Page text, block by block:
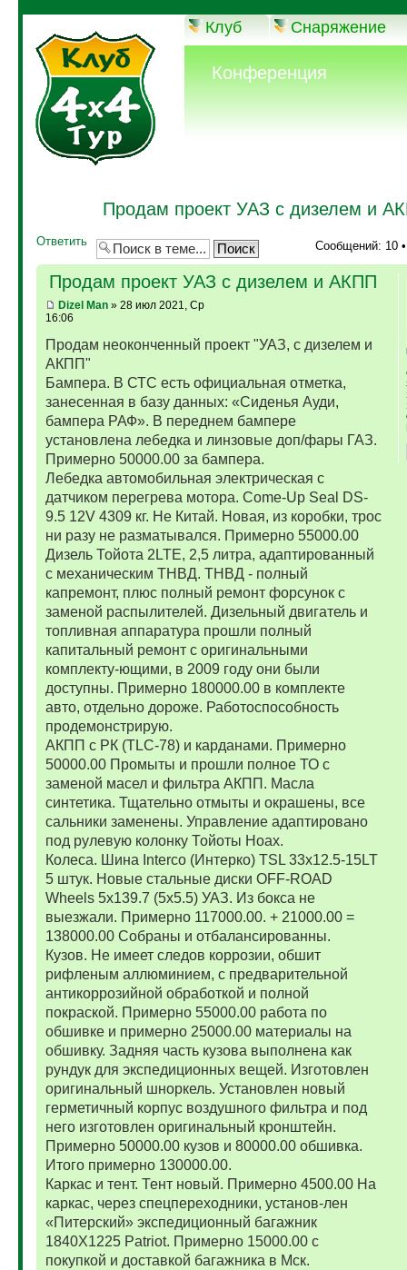
Клуб Снаряжение
Конференция
Продам проект УАЗ с дизелем и
Ответить Сообщений: 10
Продам проект УАЗ с дизелем и АКПП
Dizel Man» 28 июл 2021, Ср
16:06
Продам неоконченный проект "УАЗ, с дизелем и
АКПП"
Бампера. В СТС есть официальная отметка,
занесенная в базу данных: «Сиденья Ауди,
бампера РАФ». В переднем бампере
установлена лебедка и линзовые доп/фары ГАЗ.
Примерно 50000.00 за бампера.
Лебедка автомобильная электрическая с
датчиком перегрева мотора. Come-Up Seal DS-
9.5 12V 4309 кг. Не Китай. Новая, из коробки, трос
ни разу не разматывался. Примерно 55000.00
Дизель Тойота 2LTE, 2,5 литра, адаптированный
с механическим ТНВД. ТНВД - полный
капремонт, плюс полный ремонт форсунок с
заменой распылителей. Дизельный двигатель и
топливная аппаратура прошли полный
капитальный ремонт с оригинальными
комплекту-ющими, в 2009 году они были
доступны. Примерно 180000.00 в комплекте
авто, отдельно дороже. Работоспособность
продемонстрирую.
АКПП с РК (TLC-78) и карданами. Примерно
50000.00 Промыты и прошли полное ТО с
заменой масел и фильтра АКПП. Масла
синтетика. Тщательно отмыты и окрашены, все
сальники заменены. Управление адаптировано
под рулевую колонку Тойоты Ноах.
Колеса. Шина Interco (Интерко) TSL 33x12.5-15LT
5 штук. Новые стальные диски OFF-ROAD
Wheels 5x139.7 (5x5.5) УАЗ. Из бокса не
выезжали. Примерно 117000.00. + 21000.00 =
138000.00 Собраны и отбалансированны.
Кузов. Не имеет следов коррозии, обшит
рифленым аллюминием, с предварительной
антикоррозийной обработкой и полной
покраской. Примерно 55000.00 работа по
обшивке и примерно 25000.00 материалы на
обшивку. Задняя часть кузова выполнена как
рундук для экспедиционных вещей. Изготовлен
оригинальный шноркель. Установлен новый
герметичный корпус воздушного фильтра и под
него изготовлен оригинальный кронштейн.
Примерно 50000.00 кузов и 80000.00 обшивка.
Итого примерно 130000.00.
Каркас и тент. Тент новый. Примерно 4500.00 На
каркас, через спецпереходники, установ-лен
«Питерский» экспедиционный багажник
1840Х1225 Patriot. Примерно 15000.00 с
покупкой и доставкой багажника в Мск.